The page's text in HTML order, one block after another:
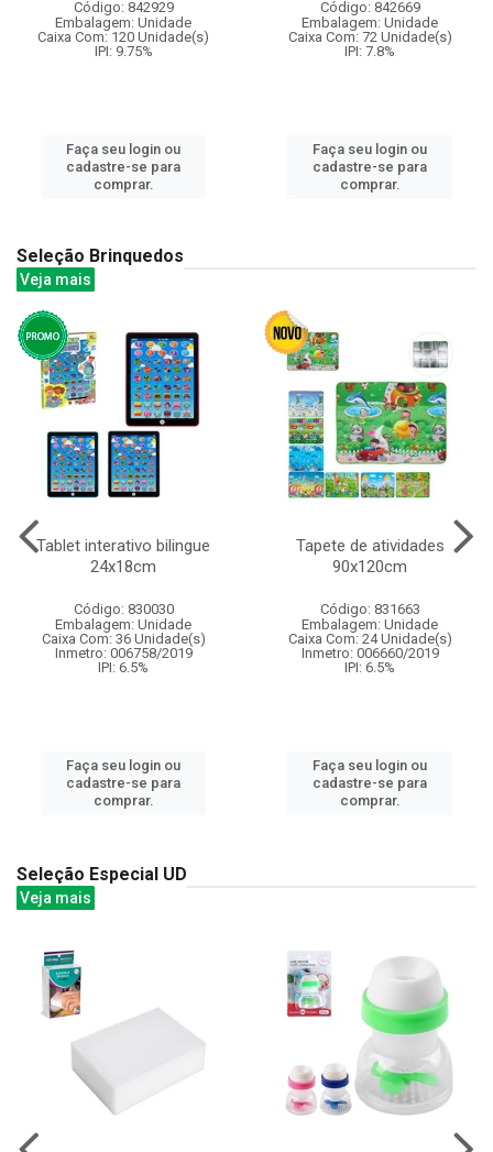
Código: 842929
Embalagem: Unidade
Caixa Com: 120 Unidade(s)
IPI: 9.75%
Faça seu login ou
cadastre-se para
comprar.
Código: 842669
Embalagem: Unidade
Caixa Com: 72 Unidade(s)
IPI: 7.8%
Faça seu login ou
cadastre-se para
comprar.
Seleção Brinquedos
Veja mais
Tablet interativo bilingue
24x18cm
Código: 830030
Embalagem: Unidade
Caixa Com: 36 Unidade(s)
Inmetro: 006758/2019
IPI: 6.5%
Faça seu login ou
cadastre-se para
comprar.
Tapete de atividades
90x120cm
Código: 831663
Embalagem: Unidade
Caixa Com: 24 Unidade(s)
Inmetro: 006660/2019
IPI: 6.5%
Faça seu login ou
cadastre-se para
comprar.
Seleção Especial UD
Veja mais